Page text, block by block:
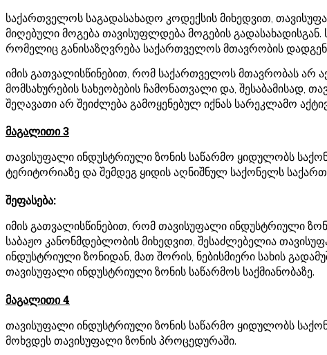
საქართველოს საგადასახადო კოდექსის მიხედვით,
მიღებული მოგება თავისუფლდება მოგების
რომელიც განისაზღვრება საქართველოს მთავრობის
იმის გათვალისწინებით, რომ საქართველოს მთავრობას არ
მომსახურების სახეობების ჩამონათვალი და, შესაბამისად,
შეღავათი არ შეიძლება გამოყენებულ იქნას სარეკლამო
მაგალითი 3
თავისუფალი ინდუსტრიული ზონის საწარმო ყიდულობს
ტერიტორიაზე და შემდეგ ყიდის აღნიშნულ საქონელს
შეფასება:
იმის გათვალისწინებით, რომ თავისუფალი ინდუსტრიული
საბაჟო კანონმდებლობის მიხედვით, შესაძლებელია
ინდუსტრიული ზონიდან, მათ შორის, ნებისმიერი სახის
თავისუფალი ინდუსტრიული ზონის საწარმოს საქმიანობაზე.
მაგალითი 4
თავისუფალი ინდუსტრიული ზონის საწარმო ყიდულობს
მოხვდეს თავისუფალი ზონის პროცედურაში.